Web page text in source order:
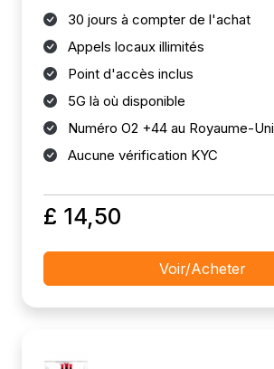
30 jours à compter de l'achat
Appels locaux illimités
Point d'accès inclus
5G là où disponible
Numéro O2 +44 au Royaume-Uni
Aucune vérification KYC
£ 14,50
Voir/Acheter